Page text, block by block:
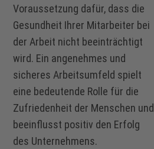
Voraussetzung dafür, dass die
Gesundheit Ihrer Mitarbeiter bei
der Arbeit nicht beeinträchtigt
wird. Ein angenehmes und
sicheres Arbeitsumfeld spielt
eine bedeutende Rolle für die
Zufriedenheit der Menschen und
beeinflusst positiv den Erfolg
des Unternehmens.